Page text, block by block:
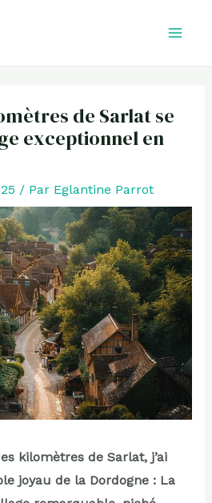
de Sarlat se
exceptionnel en
/ Par Eglantine Parrot
kilomètres de Sarlat, j’ai
joyau de la Dordogne : La